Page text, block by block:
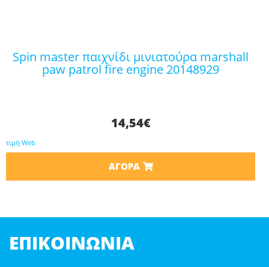
spin master παιχνίδι μινιατούρα marshall
paw patrol fire engine 20148929
14,54€
τιμή Web
ΑΓΟΡΆ
ΕΠΙΚΟΙΝΩΝΊΑ